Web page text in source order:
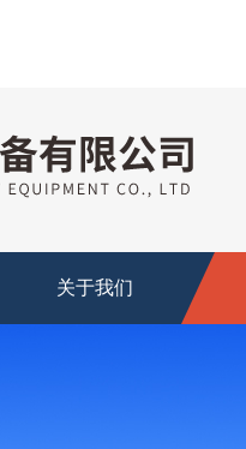
关于我们